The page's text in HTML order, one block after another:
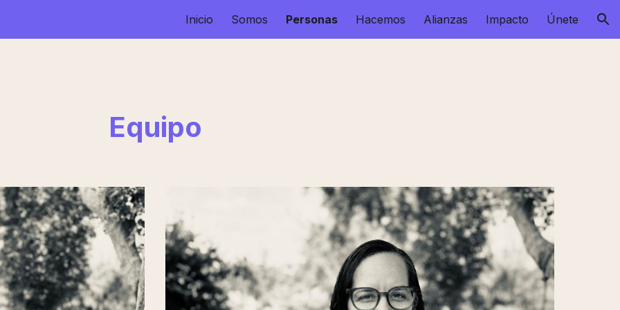
Skip to navigation
Inicio Somos Personas Hacemos Alianzas Impacto Únete
Equipo